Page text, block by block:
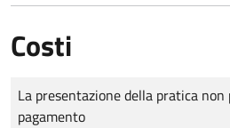
Costi
Tipo di pagamento
Importo
La presentazione della pratica non
pagamento